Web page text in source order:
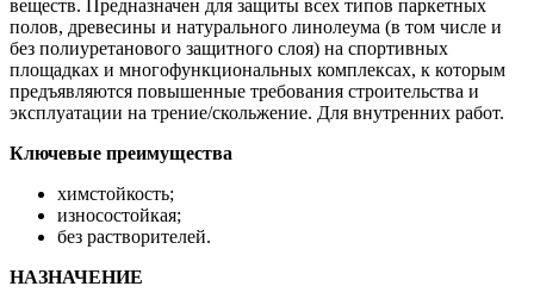
веществ. Предназначен для защиты всех типов паркетных
полов, древесины и натурального линолеума (в том числе и
без полиуретанового защитного слоя) на спортивных
площадках и многофункциональных комплексах, к которым
предъявляются повышенные требования строительства и
эксплуатации на трение/скольжение. Для внутренних работ.
Ключевые преимущества
химстойкость;
износостойкая;
без растворителей.
НАЗНАЧЕНИЕ